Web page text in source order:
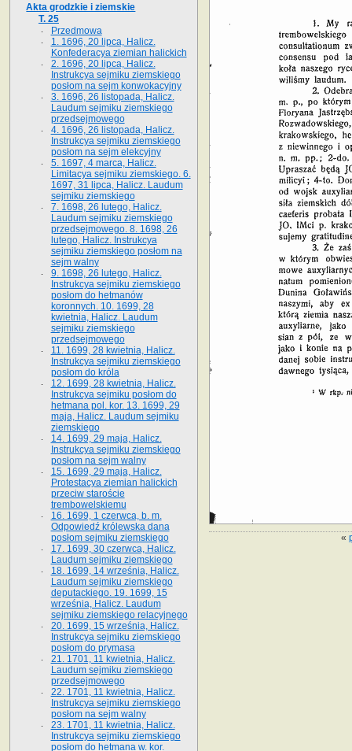
«
Akta grodzkie i ziemskie
T. 25
Przedmowa
1. 1696, 20 lipca, Halicz.
Konfederacya ziemian halickich
2. 1696, 20 lipca, Halicz.
Instrukcya sejmiku ziemskiego
posłom na sejm konwokacyjny
3. 1696, 26 listopada, Halicz.
Laudum sejmiku ziemskiego
przedsejmowego
4. 1696, 26 listopada, Halicz.
Instrukcya sejmiku ziemskiego
posłom na sejm elekcyjny
5. 1697, 4 marca, Halicz.
Limitacya sejmiku ziemskiego. 6.
1697, 31 lipca, Halicz. Laudum
sejmiku ziemskiego
7. 1698, 26 lutego, Halicz.
Laudum sejmiku ziemskiego
przedsejmowego. 8. 1698, 26
lutego, Halicz. Instrukcya
sejmiku ziemskiego posłom na
sejm walny
9. 1698, 26 lutego, Halicz.
Instrukcya sejmiku ziemskiego
posłom do hetmanów
koronnych. 10. 1699, 28
kwietnia, Halicz. Laudum
sejmiku ziemskiego
przedsejmowego
11. 1699, 28 kwietnia, Halicz.
Instrukcya sejmiku ziemskiego
posłom do króla
12. 1699, 28 kwietnia, Halicz.
Instrukcya sejmiku posłom do
hetmana pol. kor. 13. 1699, 29
maja, Halicz. Laudum sejmiku
ziemskiego
14. 1699, 29 maja, Halicz.
Instrukcya sejmiku ziemskiego
posłom na sejm walny
15. 1699, 29 maja, Halicz.
Protestacya ziemian halickich
przeciw staroście
trembowelskiemu
16. 1699, 1 czerwca, b. m.
Odpowiedź królewska dana
posłom sejmiku ziemskiego
17. 1699, 30 czerwca, Halicz.
Laudum sejmiku ziemskiego
18. 1699, 14 września, Halicz.
Laudum sejmiku ziemskiego
deputackiego. 19. 1699, 15
września, Halicz. Laudum
sejmiku ziemskiego relacyjnego
20. 1699, 15 września, Halicz.
Instrukcya sejmiku ziemskiego
posłom do prymasa
21. 1701, 11 kwietnia, Halicz.
Laudum sejmiku ziemskiego
przedsejmowego
22. 1701, 11 kwietnia, Halicz.
Instrukcya sejmiku ziemskiego
posłom na sejm walny
23. 1701, 11 kwietnia, Halicz.
Instrukcya sejmiku ziemskiego
posłom do hetmana w. kor.